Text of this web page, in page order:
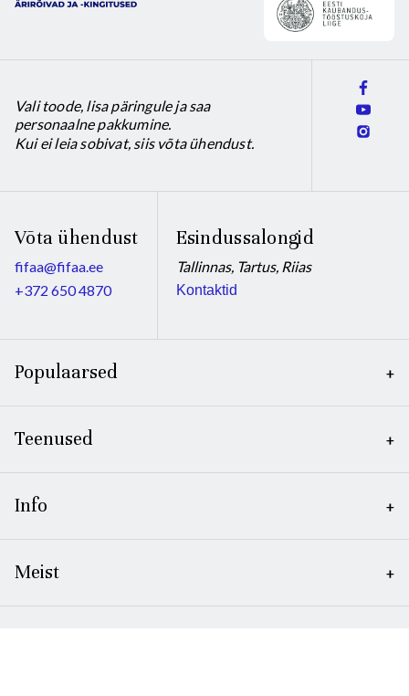
Vali toode, lisa päringule ja saa
personaalne pakkumine.
Kui ei leia sobivat, siis võta ühendust.
Võta ühendust
fifaa@fifaa.ee
+372 650 4870
Esindussalongid
Tallinnas, Tartus, Riias
Kontaktid
Populaarsed
Teenused
Info
Meist